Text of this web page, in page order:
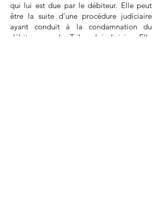
qui lui est due par le débiteur. Elle peut
être la suite d'une procédure judiciaire
ayant conduit à la condamnation du
débiteur par le Tribunal judiciaire. Elle